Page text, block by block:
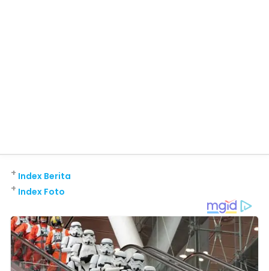
Index Berita
+
Index Foto
+